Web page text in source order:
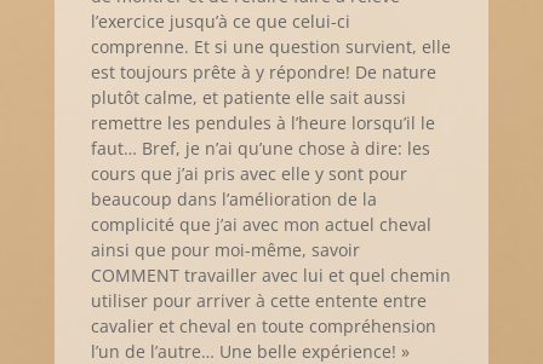
l’exercice jusqu’à ce que celui-ci
comprenne. Et si une question survient, elle
est toujours prête à y répondre! De nature
plutôt calme, et patiente elle sait aussi
remettre les pendules à l’heure lorsqu’il le
faut… Bref, je n’ai qu’une chose à dire: les
cours que j’ai pris avec elle y sont pour
beaucoup dans l’amélioration de la
complicité que j’ai avec mon actuel cheval
ainsi que pour moi-même, savoir
COMMENT travailler avec lui et quel chemin
utiliser pour arriver à cette entente entre
cavalier et cheval en toute compréhension
l’un de l’autre… Une belle expérience! »